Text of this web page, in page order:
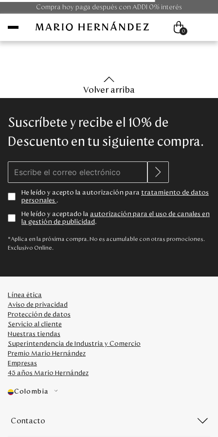
Compra hoy paga después con ADDI 0% interés
Hombre
Unisex
Colecciones
Outlet
Disney
Servicio al cliente
Nuestras Tiendas
Colombia
Panamá
0
Volver arriba
Suscríbete y recibe el 10% de
Descuento en tu siguiente compra.
He leído y acepto la autorización para tratamiento de datos
personales .
He leído y aceptado la autorización para el uso de canales en
la gestión de publicidad .
*Aplica en la próxima compra. No es acumulable con otras promociones.
Exclusivo Online.
Línea ética
Aviso de privacidad
Protección de datos
Servicio al cliente
Nuestras tiendas
Superintendencia de Industria y Comercio
Premio Mario Hernández
Empresas
45 años Mario Hernández
Colombia
Contacto